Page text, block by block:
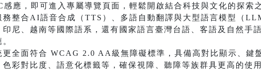
感應，即可進入專屬導覽頁面，輕鬆開啟結合科技與文化的探索
務整合AI語音合成（TTS）、多語自動翻譯與大型語言模型（
印尼、越南等國際語系，還有國家語言臺灣台語、客語及自然手
更全面符合 WCAG 2.0 AA級無障礙標準，具備高對比顯示、鍵
色彩對比度、語意化標籤等，確保視障、聽障等族群具更高的使